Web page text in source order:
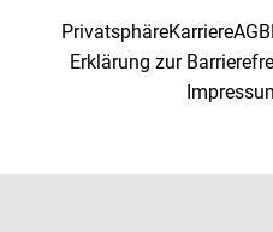
PrivatsphäreKarriereAGB
Erklärung zur